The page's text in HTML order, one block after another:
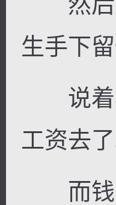
生手下
说着看
工资去了
而钱艳